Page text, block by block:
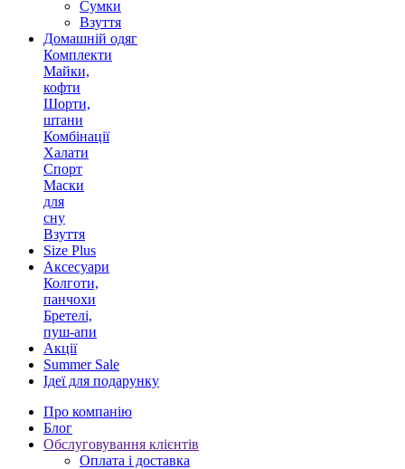
Сумки
Взуття
Домашній одяг
Комплекти
Майки,
кофти
Шорти,
штани
Комбінації
Халати
Спорт
Маски
для
сну
Взуття
Size Plus
Аксесуари
Колготи,
панчохи
Бретелі,
пуш-апи
Акції
Summer Sale
Ідеї для подарунку
Про компанію
Блог
Обслуговування клієнтів
Оплата і доставка